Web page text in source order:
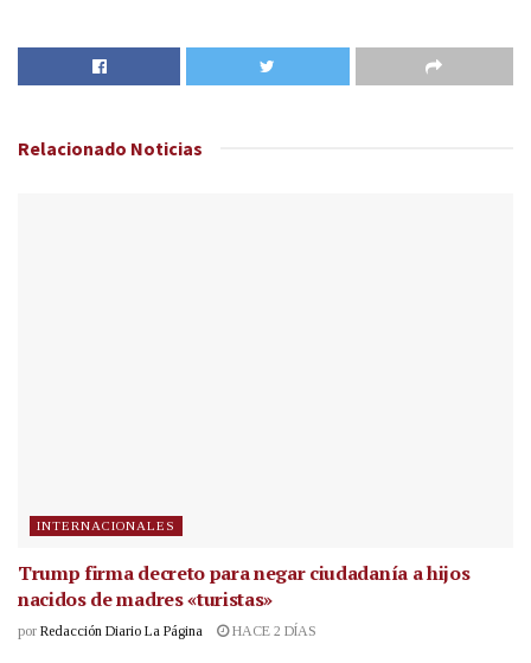
Relacionado Noticias
INTERNACIONALES
Trump firma decreto para negar ciudadanía a hijos
nacidos de madres «turistas»
por Redacción Diario La Página HACE 2 DÍAS